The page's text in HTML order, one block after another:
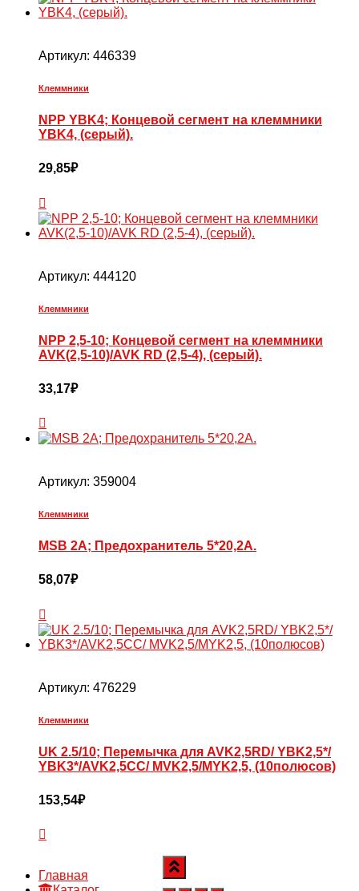
Артикул: 446339
Клеммники
NPP YBK4; Концевой сегмент на клеммники
YBK4, (серый).
29,85₽
Артикул: 444120
Клеммники
NPP 2,5-10; Концевой сегмент на клеммники
AVK(2,5-10)/AVK RD (2,5-4), (серый).
33,17₽
Артикул: 359004
Клеммники
MSB 2A; Предохранитель 5*20,2А.
58,07₽
Артикул: 476229
Клеммники
UK 2.5/10; Перемычка для AVK2,5RD/ YBK2,5*/
YBK3*/AVK2,5CC/ MVK2,5/MYK2,5, (10полюсов)
153,54₽
Главная